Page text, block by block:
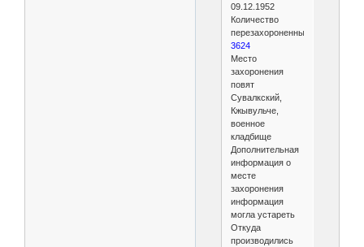
09.12.1952
Количество
перезахороненных
3624
Место
захоронения
повят
Сувалкский,
Кжывульче,
военное
кладбище
Дополнительная
информация о
месте
захоронения
информация
могла устареть
Откуда
производились